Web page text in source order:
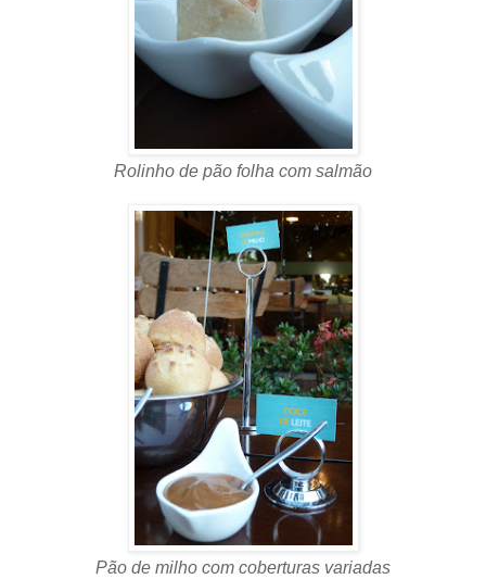
Rolinho de pão folha com salmão
Pão de milho com coberturas variadas